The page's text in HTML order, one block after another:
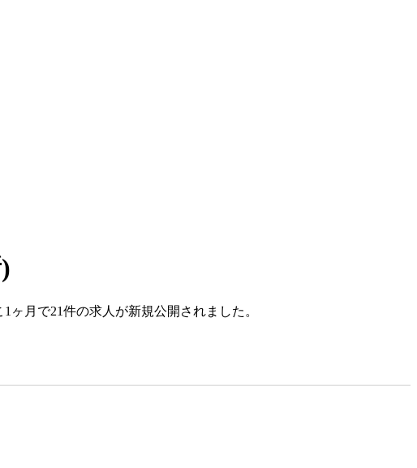
ヶ月で21件の求人が新規公開されました。